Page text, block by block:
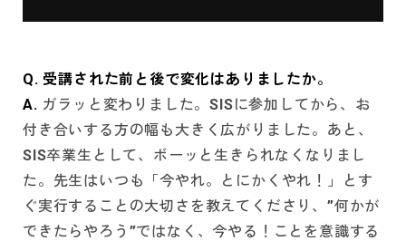
Q. 受講された前と後で変化はありましたか。
A. ガラッと変わりました。SISに参加してから、お
付き合いする方の幅も大きく広がりました。あと、
SIS卒業生として、ボーッと生きられなくなりまし
た。先生はいつも「今やれ。とにかくやれ！」とす
ぐ実行することの大切さを教えてくださり、”何かが
できたらやろう”ではなく、今やる！ことを意識する